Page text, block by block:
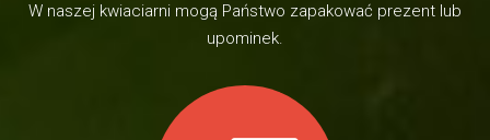
W naszej kwiaciarni mogą Państwo zapakować prezent lub
upominek.